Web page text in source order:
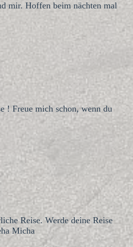
mir. Hoffen beim nächten mal
! Freue mich schon, wenn du
Reise. Werde deine Reise
Micha